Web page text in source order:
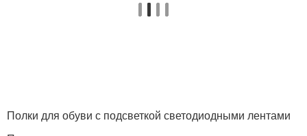
Полки для обуви с подсветкой светодиодными лентами